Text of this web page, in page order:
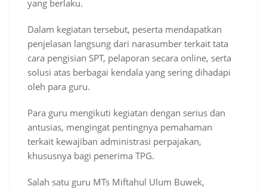
yang berlaku.
Dalam kegiatan tersebut, peserta mendapatkan
penjelasan langsung dari narasumber terkait tata
cara pengisian SPT, pelaporan secara online, serta
solusi atas berbagai kendala yang sering dihadapi
oleh para guru.
Para guru mengikuti kegiatan dengan serius dan
antusias, mengingat pentingnya pemahaman
terkait kewajiban administrasi perpajakan,
khususnya bagi penerima TPG.
Salah satu guru MTs Miftahul Ulum Buwek,